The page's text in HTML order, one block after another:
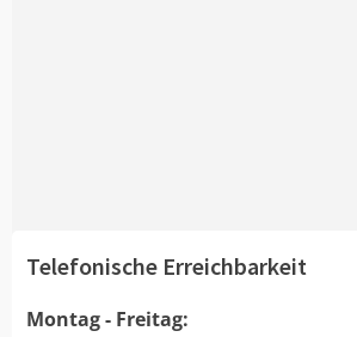
Telefonische Erreichbarkeit
Montag - Freitag: